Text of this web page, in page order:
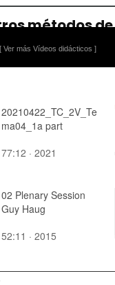
[ Ver más Vídeos didácticos ]
20210422_TC_2V_Te
ma04_1a part
77:12 · 2021
02 Plenary Session
Guy Haug
52:11 · 2015